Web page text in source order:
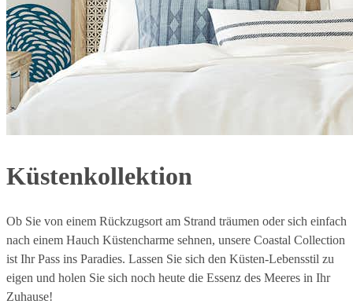
Küstenkollektion
Ob Sie von einem Rückzugsort am Strand träumen oder sich einfach
nach einem Hauch Küstencharme sehnen, unsere Coastal Collection
ist Ihr Pass ins Paradies. Lassen Sie sich den Küsten-Lebensstil zu
eigen und holen Sie sich noch heute die Essenz des Meeres in Ihr
Zuhause!